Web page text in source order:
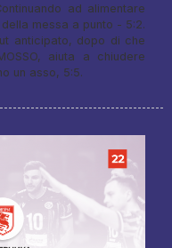
ad alimentare
messa a punto - 5:2.
anticipato, dopo di che
aiuta a chiudere
un asso, 5:5.